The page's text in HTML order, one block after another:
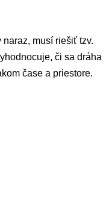
musí riešiť tzv.
či sa dráha
čase a priestore.